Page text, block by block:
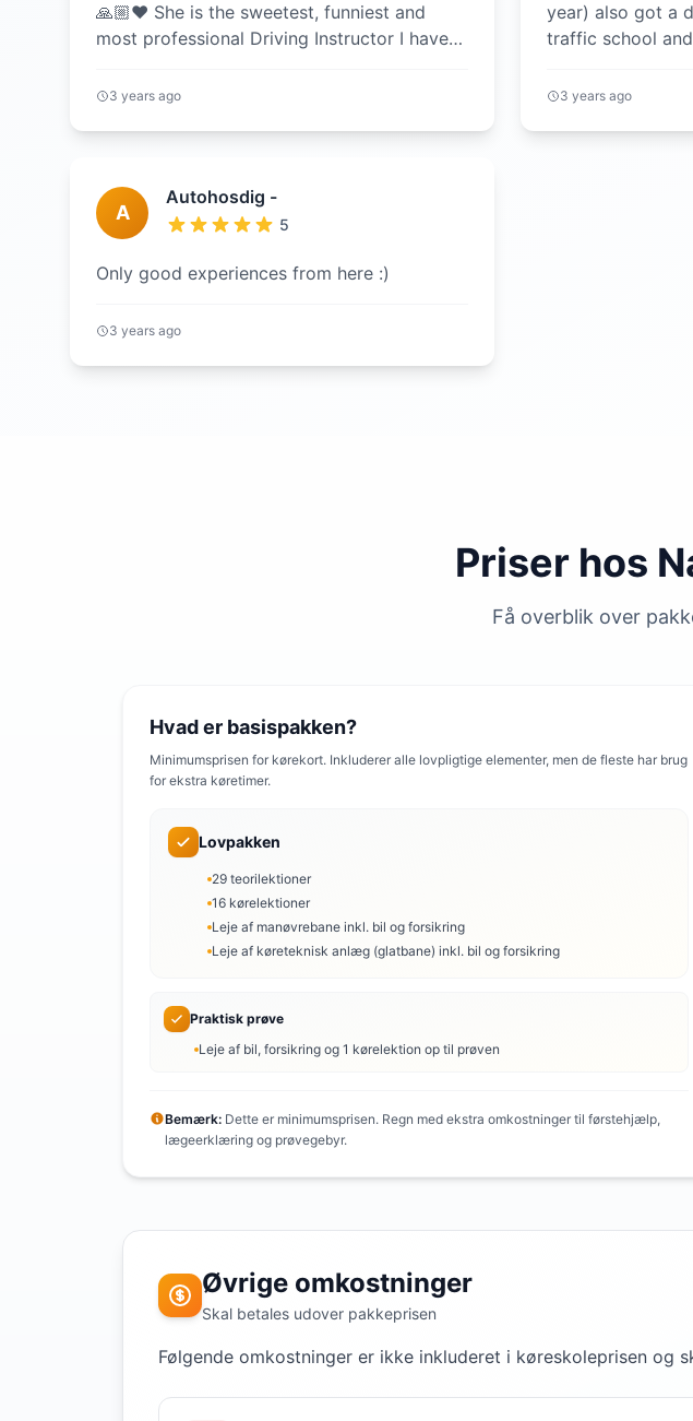
🙏🏼❤️ She is the sweetest, funniest and
most professional Driving Instructor I have
3 years ago
year) also got a
traffic school
3 years ago
A
Autohosdig -
5
Only good experiences from here :)
3 years ago
Priser hos
Få overblik over
Hvad er basispakken?
Minimumsprisen for kørekort. Inkluderer alle lovpligtige elementer, men de fleste har brug
for ekstra køretimer.
Lovpakken
29 teorilektioner
16 kørelektioner
Leje af manøvrebane inkl. bil og forsikring
Leje af køreteknisk anlæg (glatbane) inkl. bil og forsikring
Praktisk prøve
Leje af bil, forsikring og 1 kørelektion op til prøven
Bemærk: Dette er minimumsprisen. Regn med ekstra omkostninger til førstehjælp,
lægeerklæring og prøvegebyr.
Øvrige omkostninger
Skal betales udover pakkeprisen
Følgende omkostninger er ikke inkluderet i køreskoleprisen og